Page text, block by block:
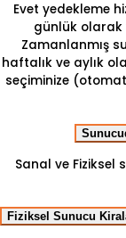
Evet yedekleme
günlük olarak
Zamanlanmış
haftalık ve aylık
seçiminize
Sanal ve Fiziksel
Fiziksel Sunucu